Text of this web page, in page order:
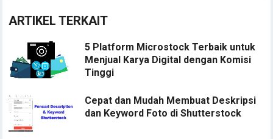
ARTIKEL TERKAIT
5 Platform Microstock Terbaik untuk
Menjual Karya Digital dengan Komisi
Tinggi
Cepat dan Mudah Membuat Deskripsi
dan Keyword Foto di Shutterstock